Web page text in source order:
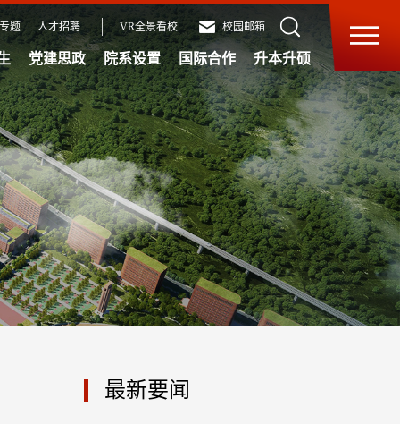
校园邮箱
题 人才招聘 VR全景看校
党建思政 院系设置 国际合作 升本升硕
最新要闻